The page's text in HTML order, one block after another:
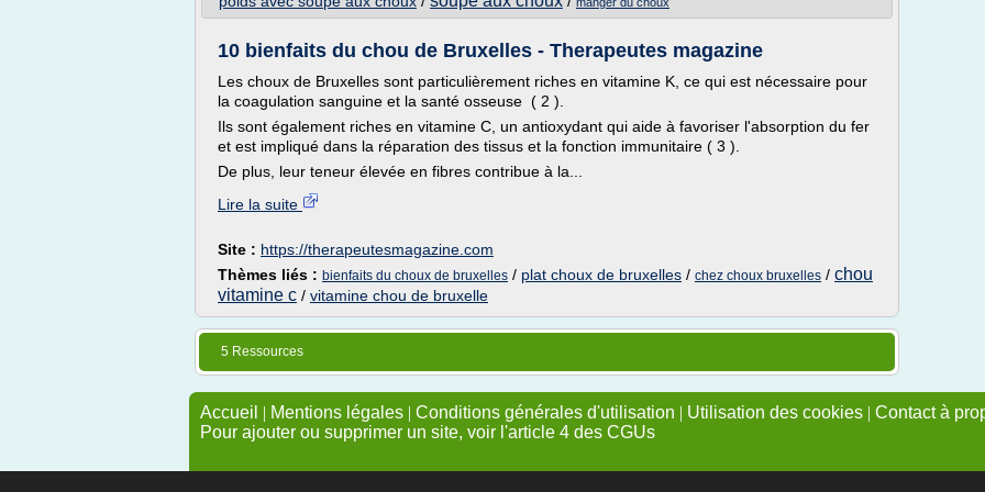
10 bienfaits du chou de Bruxelles - Therapeutes magazine
Les choux de Bruxelles sont particulièrement riches en vitamine K, ce qui est nécessaire pour
la coagulation sanguine et la santé osseuse ( 2 ).
Ils sont également riches en vitamine C, un antioxydant qui aide à favoriser l'absorption du fer
et est impliqué dans la réparation des tissus et la fonction immunitaire ( 3 ).
De plus, leur teneur élevée en fibres contribue à la...
Lire la suite
Site : https://therapeutesmagazine.com
Thèmes liés : bienfaits du choux de bruxelles / plat choux de bruxelles / chez choux bruxelles / chou
vitamine c / vitamine chou de bruxelle
5 Ressources
Accueil | Mentions légales | Conditions générales d'utilisation | Utilisation des cookies | Contact à
Pour ajouter ou supprimer un site, voir l'article 4 des CGUs